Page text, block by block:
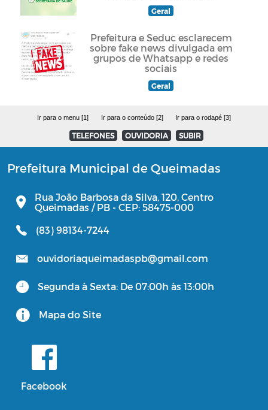
Geral
Prefeitura e Seduc esclarecem
sobre fake news divulgada em
grupos de Whatsapp e redes
sociais
Geral
Ir para o menu [1] Ir para o conteúdo [2] Ir para o rodapé [3]
TELEFONES OUVIDORIA SUBIR
Prefeitura Municipal de Queimadas
Rua João Barbosa da Silva, 120, Centro
Queimadas / PB - CEP: 58475-000
(83) 98134-7244
ouvidoriaqueimadaspb@gmail.com
Segunda à Sexta: De 07:00h às 13:00h
Mapa do Site
Facebook